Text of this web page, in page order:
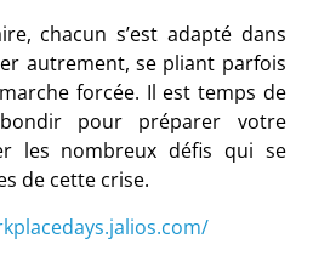
chacun s’est adapté dans
autrement, se pliant parfois
forcée. Il est temps de
pour préparer votre
les nombreux défis qui se
de cette crise.